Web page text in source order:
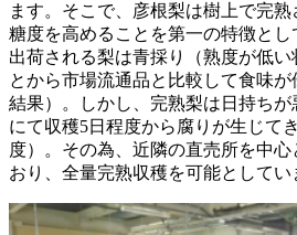
ます。そこで、彦根梨は樹上で完
糖度を高めることを第一の特徴と
出荷される梨は青採り（熟度が低い
とから市場流通品と比較して食味
結果）。しかし、完熟梨は日持ち
にて収穫5日程度から腐りが生じて
度）。その為、近隣の直売所を中
おり、全量完熟収穫を可能としてい